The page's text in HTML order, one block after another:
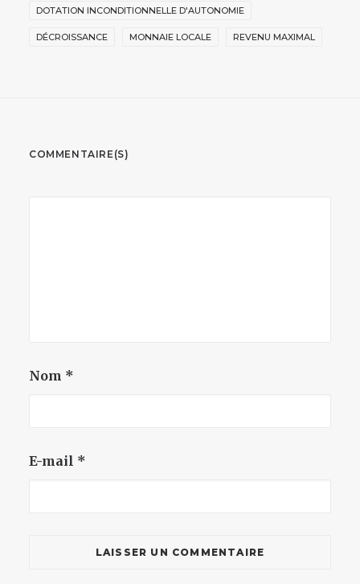
DOTATION INCONDITIONNELLE D'AUTONOMIE
DÉCROISSANCE MONNAIE LOCALE REVENU MAXIMAL
COMMENTAIRE(S)
Nom *
E-mail *